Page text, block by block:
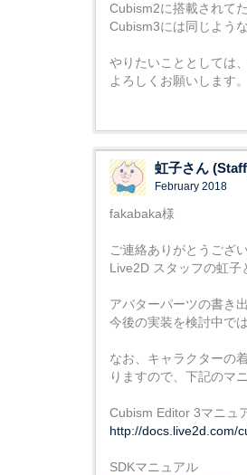
Cubism2に搭載されて
Cubism3には同じよう
やりたいこととしては
よろしくお願いします。
虹子さん
February 2018
fakabaka様
ご連絡ありがとうござい
Live2D スタッフの虹子
アバターパーツの書き
今後の実装を検討中で
なお、キャラクターの
りますので、下記のマ
Cubism Editor 3マニュ
http://docs.live2d.com/
SDKマニュアル